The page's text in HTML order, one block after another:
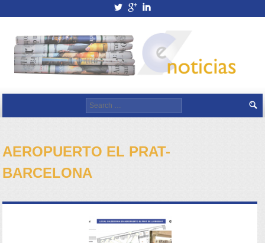
twitterbird googleplus linkedin
Search for:
AEROPUERTO EL PRAT-
BARCELONA